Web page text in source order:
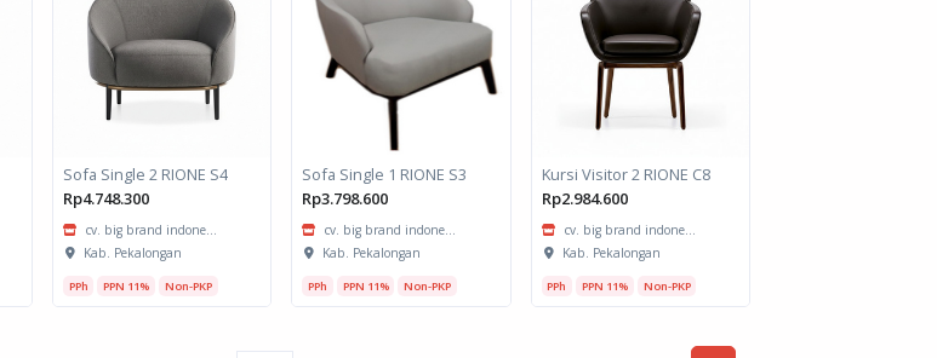
Sofa Single 2 RIONE S4
Rp4.748.300
cv. big brand indone...
Kab. Pekalongan
PPh PPN 11% Non-PKP
Sofa Single 1 RIONE S3
Rp3.798.600
cv. big brand indone...
Kab. Pekalongan
PPh PPN 11% Non-PKP
Kursi Visitor 2 RIONE C8
Rp2.984.600
cv. big brand indone...
Kab. Pekalongan
PPh PPN 11% Non-PKP